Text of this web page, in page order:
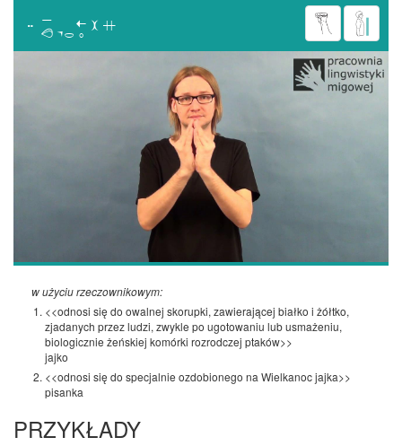

w użyciu rzeczownikowym:
<<odnosi się do owalnej skorupki, zawierającej białko i żółtko,
zjadanych przez ludzi, zwykle po ugotowaniu lub usmażeniu,
biologicznie żeńskiej komórki rozrodczej ptaków>>
jajko
<<odnosi się do specjalnie ozdobionego na Wielkanoc jajka>>
pisanka
PRZYKŁADY